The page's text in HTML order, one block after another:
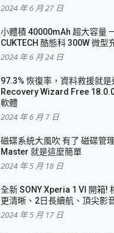
2024 年 6 月 27 日
小體積 40000mAh 超大容量
CUKTECH 酷態科 300W 微型
2024 年 6 月 24 日
97.3% 恢復率，資料救援就
Recovery Wizard Free
軟體
2024 年 6 月 7 日
磁碟系統大風吹 有了 磁碟管
Master 就是這麼簡單
2024 年 5 月 18 日
全新 SONY Xperia 1 VI 開箱!
更清晰、2日長續航、頂尖影
2024 年 5 月 17 日